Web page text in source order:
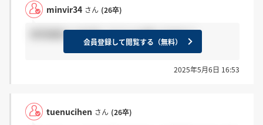
minvir34 さん (26卒)
家賃補助とか社宅ってどんな感じですか？
会員登録して閲覧する（無料）
2025年5月6日 16:53
tuenucihen さん (26卒)